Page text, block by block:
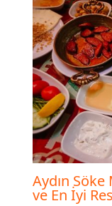
Aydın
ve En İyi